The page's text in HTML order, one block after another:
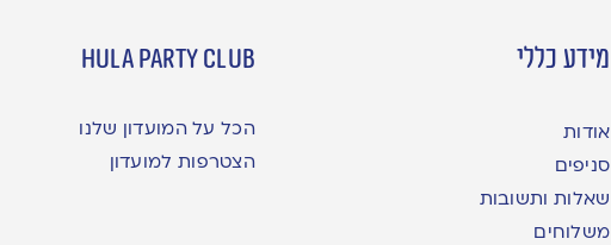
מידע כללי
אודות
סניפים
שאלות ותשובות
משלוחים
hula party club
הכל על המועדון שלנו
הצטרפות למועדון